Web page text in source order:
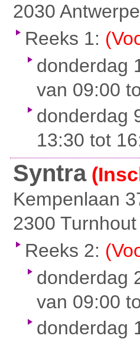
2030
Reeks 1:
donderdag
van 09:00
donderdag
13:30 tot
Syntra
Kempenlaan
2300 Turnhout
Reeks 2:
donderdag
van 09:00
donderdag